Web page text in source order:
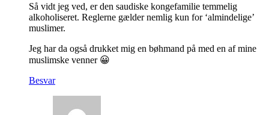
Så vidt jeg ved, er den saudiske kongefamilie temmelig
alkoholiseret. Reglerne gælder nemlig kun for ‘almindelige’
muslimer.
Jeg har da også drukket mig en bøhmand på med en af mine
muslimske venner 😀
Besvar